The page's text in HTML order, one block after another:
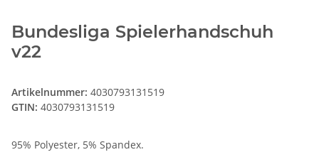
Bundesliga Spielerhandschuh
v22
Artikelnummer: 4030793131519
GTIN: 4030793131519
95% Polyester, 5% Spandex.